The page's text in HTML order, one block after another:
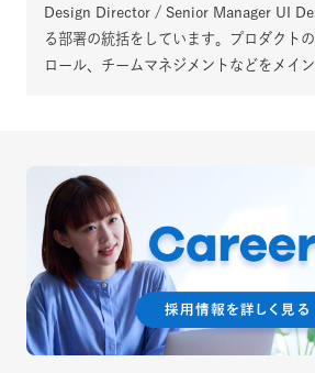
Design Director / Senior Manager UI
る部署の統括をしています。プロダクト
ロール、チームマネジメントなどをメイ